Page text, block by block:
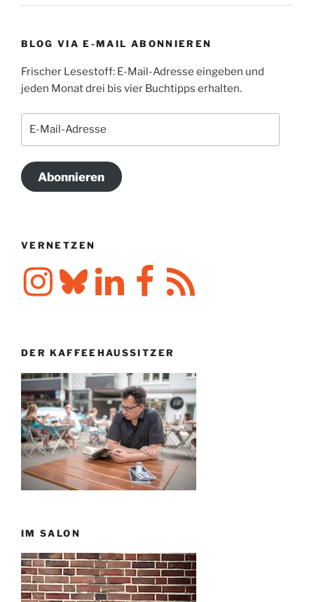
BLOG VIA E-MAIL ABONNIEREN
Frischer Lesestoff: E-Mail-Adresse eingeben und
jeden Monat drei bis vier Buchtipps erhalten.
Abonnieren
VERNETZEN
InstagramBlueskyLinkedIn FacebookRSS-
Feed
DER KAFFEEHAUSSITZER
IM SALON